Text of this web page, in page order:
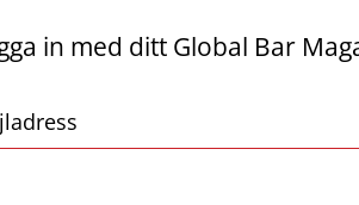
in med ditt Global Bar